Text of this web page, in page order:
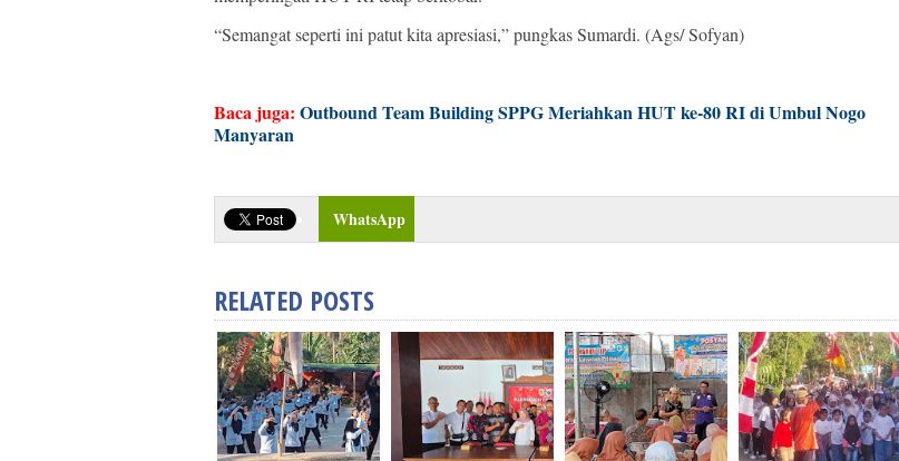
“Semangat seperti ini patut kita apresiasi,” pungkas Sumardi. (Ags/ Sofyan)
Baca juga: Outbound Team Building SPPG Meriahkan HUT ke-80 RI di Umbul Nogo
Manyaran
WhatsApp
RELATED POSTS